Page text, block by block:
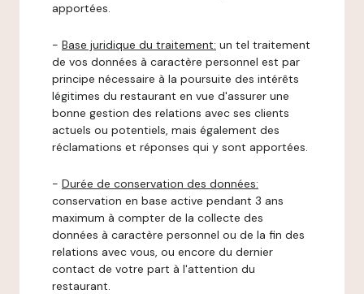
apportées.
- Base juridique du traitement: un tel traitement
de vos données à caractère personnel est par
principe nécessaire à la poursuite des intérêts
légitimes du restaurant en vue d'assurer une
bonne gestion des relations avec ses clients
actuels ou potentiels, mais également des
réclamations et réponses qui y sont apportées.
- Durée de conservation des données:
conservation en base active pendant 3 ans
maximum à compter de la collecte des
données à caractère personnel ou de la fin des
relations avec vous, ou encore du dernier
contact de votre part à l'attention du
restaurant.